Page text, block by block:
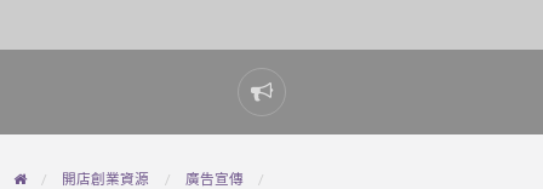
Report
problem
開店創業資源
廣告宣傳